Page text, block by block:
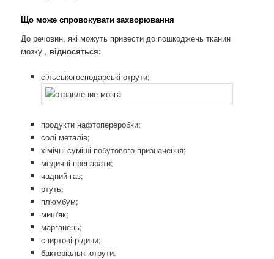
Що може спровокувати захворювання
До речовин, які можуть привести до пошкоджень тканин
мозку , відносяться:
сільськогосподарські отрути;
продукти нафтопереробки;
солі металів;
хімічні суміші побутового призначення;
медичні препарати;
чадний газ;
ртуть;
плюмбум;
миш'як;
марганець;
спиртові рідини;
бактеріальні отрути.